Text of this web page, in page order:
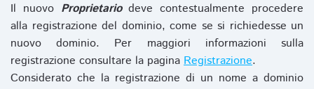
Il nuovo Proprietariodeve contestualmente procedere
alla registrazione del dominio, come se si richiedesse un
nuovo dominio. Per maggiori informazioni sulla
registrazione consultare la pagina Registrazione.
Considerato che la registrazione di un nome a dominio